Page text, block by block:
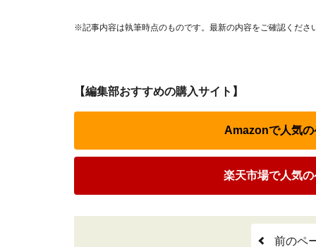
※記事内容は執筆時点のものです。最新の内容をご確認くださ
【編集部おすすめの購入サイト】
Amazonで人気の
楽天市場で人気
前のペ